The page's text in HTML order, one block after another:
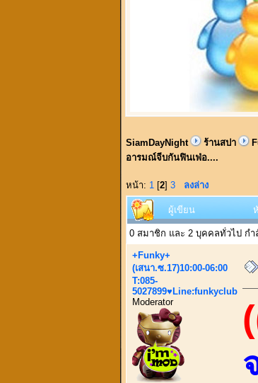
SiamDayNight ร้านสปา
อารมณ์จีบกันฟินเฟ่อ....
หน้า: 1 [2] 3 ลงล่าง
ผู้เขียน
0 สมาชิก และ 2 บุคคลทั่วไป กำ
+Funky+
(เสนา.ซ.17)10:00-06:00
T:085-
5027899♥Line:funkyclub
Moderator